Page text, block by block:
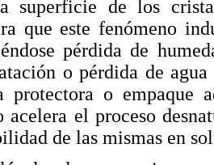
superficie de los
que este fenómeno
pérdida de
o pérdida de
protectora o empaque
acelera el proceso
de las mismas en